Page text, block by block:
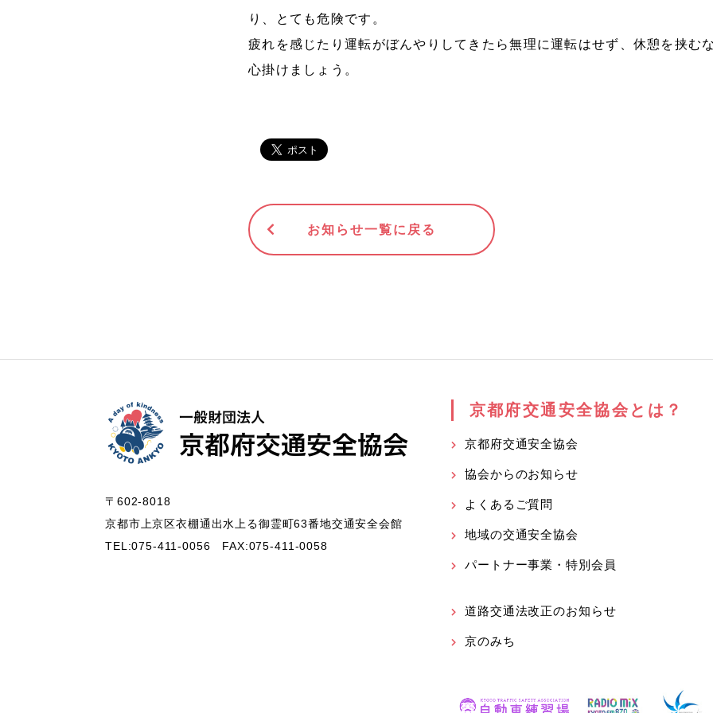
り、とても危険です。
疲れを感じたり 運転がぼんやりしてきたら無理に運転はせず、休憩を挟む
心掛けましょう。
お知らせ一覧に戻る
〒602-8018
京都市上京区衣棚通出水上る御霊町63番地交通安全会館
TEL:075-411-0056 FAX:075-411-0058
京都府交通安全協会とは？
京都府交通安全協会
協会からのお知らせ
よくあるご質問
地域の交通安全協会
パートナー事業・特別会員
道路交通法改正のお知らせ
京のみち